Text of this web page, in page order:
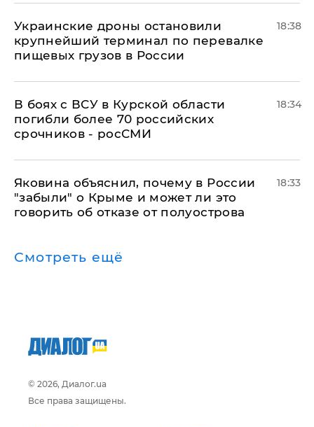
Украинские дроны остановили
крупнейший терминал по перевалке
пищевых грузов в России
18:38
В боях с ВСУ в Курской области
погибли более 70 российских
срочников - росСМИ
18:34
Яковина объяснил, почему в России
"забыли" о Крыме и может ли это
говорить об отказе от полуострова
18:33
Смотреть ещё
© 2026, Диалог.ua
Все права защищены.